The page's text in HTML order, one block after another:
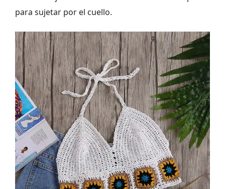
para sujetar por el cuello.